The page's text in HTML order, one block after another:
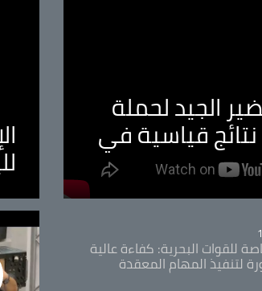
الجيد لحملة
قياسية في
للقوات البحرية: كفاءة عالية
لتنفيذ المهام المعقدة